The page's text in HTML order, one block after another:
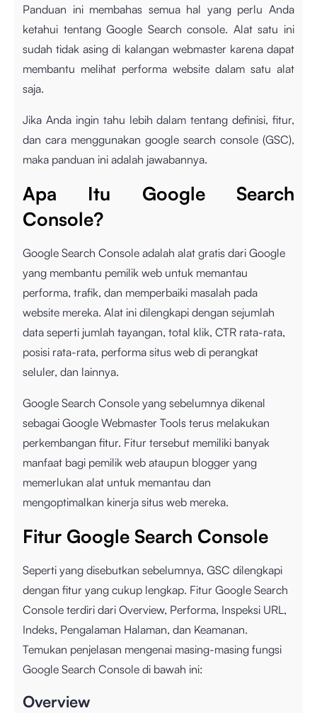
Panduan ini membahas semua hal yang perlu Anda
ketahui tentang Google Search console. Alat satu ini
sudah tidak asing di kalangan webmaster karena dapat
membantu melihat performa website dalam satu alat
saja.
Jika Anda ingin tahu lebih dalam tentang definisi, fitur,
dan cara menggunakan google search console (GSC),
maka panduan ini adalah jawabannya.
Apa Itu Google Search
Console?
Google Search Console adalah alat gratis dari Google
yang membantu pemilik web untuk memantau
performa, trafik, dan memperbaiki masalah pada
website mereka. Alat ini dilengkapi dengan sejumlah
data seperti jumlah tayangan, total klik, CTR rata-rata,
posisi rata-rata, performa situs web di perangkat
seluler, dan lainnya.
Google Search Console yang sebelumnya dikenal
sebagai Google Webmaster Tools terus melakukan
perkembangan fitur. Fitur tersebut memiliki banyak
manfaat bagi pemilik web ataupun blogger yang
memerlukan alat untuk memantau dan
mengoptimalkan kinerja situs web mereka.
Fitur Google Search Console
Seperti yang disebutkan sebelumnya, GSC dilengkapi
dengan fitur yang cukup lengkap. Fitur Google Search
Console terdiri dari Overview, Performa, Inspeksi URL,
Indeks, Pengalaman Halaman, dan Keamanan.
Temukan penjelasan mengenai masing-masing fungsi
Google Search Console di bawah ini:
Overview